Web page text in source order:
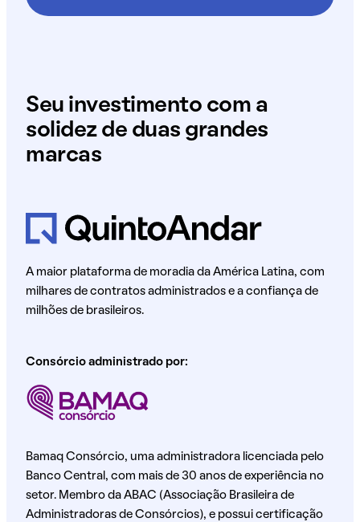
Seu investimento com a
solidez de duas grandes
marcas
A maior plataforma de moradia da América Latina, com
milhares de contratos administrados e a confiança de
milhões de brasileiros.
Consórcio administrado por:
Bamaq Consórcio, uma administradora licenciada pelo
Banco Central, com mais de 30 anos de experiência no
setor. Membro da ABAC (Associação Brasileira de
Administradoras de Consórcios), e possui certificação